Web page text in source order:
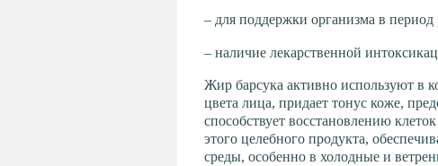
– для поддержки организма в период
– наличие лекарственной
Жир барсука активно используют в
цвета лица, придает тонус коже,
способствует восстановлению
этого целебного продукта,
среды, особенно в холодные и